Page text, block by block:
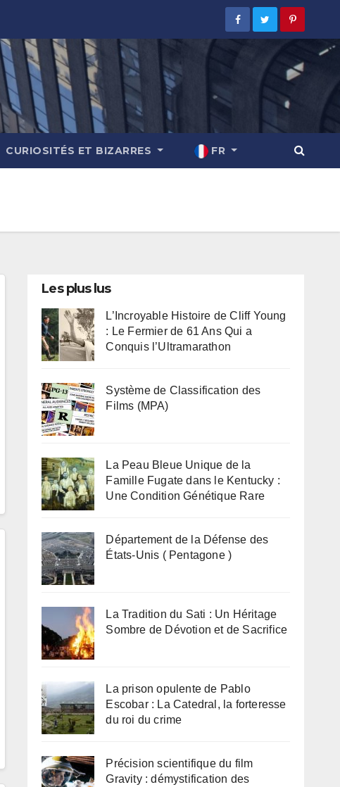
CURIOSITÉS ET BIZARRES FR
Les plus lus
L’Incroyable Histoire de Cliff Young
: Le Fermier de 61 Ans Qui a
Conquis l’Ultramarathon
Système de Classification des
Films (MPA)
La Peau Bleue Unique de la
Famille Fugate dans le Kentucky :
Une Condition Génétique Rare
Département de la Défense des
États-Unis ( Pentagone )
La Tradition du Sati : Un Héritage
Sombre de Dévotion et de Sacrifice
La prison opulente de Pablo
Escobar : La Catedral, la forteresse
du roi du crime
Précision scientifique du film
Gravity : démystification des